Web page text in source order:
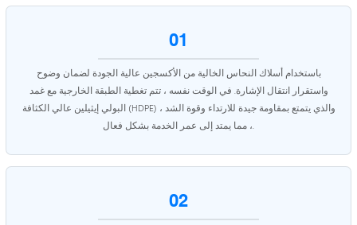
01
باستخدام أسلاك النحاس الخالية من الأكسجين عالية الجودة لضمان وضوح
واستقرار انتقال الإشارة. في الوقت نفسه ، تتم تغطية الطبقة الخارجية مع غمد
البولي إيثيلين عالي الكثافة (HDPE) ، والذي يتمتع بمقاومة جيدة للارتداء وقوة الشد
، مما يمتد إلى عمر الخدمة بشكل فعال.
02